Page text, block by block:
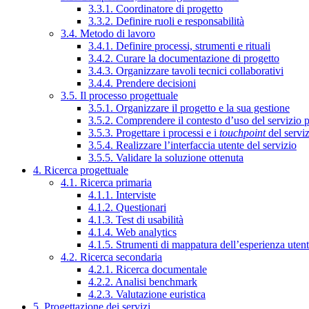
3.3.1. Coordinatore di progetto
3.3.2. Definire ruoli e responsabilità
3.4. Metodo di lavoro
3.4.1. Definire processi, strumenti e rituali
3.4.2. Curare la documentazione di progetto
3.4.3. Organizzare tavoli tecnici collaborativi
3.4.4. Prendere decisioni
3.5. Il processo progettuale
3.5.1. Organizzare il progetto e la sua gestione
3.5.2. Comprendere il contesto d’uso del servizio
3.5.3. Progettare i processi e i touchpointdel
3.5.4. Realizzare l’interfaccia utente del servizio
3.5.5. Validare la soluzione ottenuta
4. Ricerca progettuale
4.1. Ricerca primaria
4.1.1. Interviste
4.1.2. Questionari
4.1.3. Test di usabilità
4.1.4. Web analytics
4.1.5. Strumenti di mappatura dell’esperienza
4.2. Ricerca secondaria
4.2.1. Ricerca documentale
4.2.2. Analisi benchmark
4.2.3. Valutazione euristica
5. Progettazione dei servizi